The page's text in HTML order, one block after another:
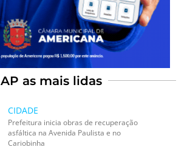
AP as mais lidas
CIDADE
Prefeitura inicia obras de recuperação
asfáltica na Avenida Paulista e no
Cariobinha